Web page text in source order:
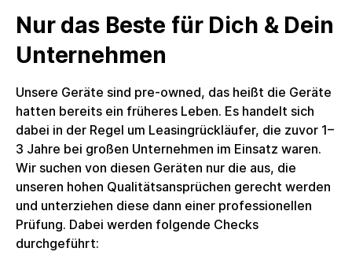
nutzt keine Differenzbesteuerung.
Nur das Beste für Dich & Dein
Unternehmen
Unsere Geräte sind pre-owned, das heißt die Geräte
hatten bereits ein früheres Leben. Es handelt sich
dabei in der Regel um Leasingrückläufer, die zuvor 1–
3 Jahre bei großen Unternehmen im Einsatz waren.
Wir suchen von diesen Geräten nur die aus, die
unseren hohen Qualitätsansprüchen gerecht werden
und unterziehen diese dann einer professionellen
Prüfung. Dabei werden folgende Checks
durchgeführt: